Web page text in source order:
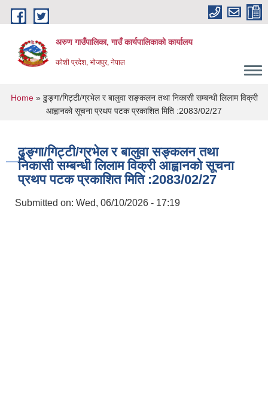
Skip to main content
अरुण गाउँपालिका, गाउँ कार्यपालिकाको कार्यालय
कोशी प्रदेश, भोजपुर, नेपाल
You are here
Home» ढुङ्गा/गिट्टी/ग्रभेल र बालुवा सङ्कलन तथा निकासी सम्बन्धी लिलाम विक्री
आह्वानको सूचना प्रथप पटक प्रकाशित मिति :2083/02/27
ढुङ्गा/गिट्टी/ग्रभेल र बालुवा सङ्कलन तथा
निकासी सम्बन्धी लिलाम विक्री आह्वानको सूचना
प्रथप पटक प्रकाशित मिति :2083/02/27
Submitted on: Wed, 06/10/2026 - 17:19